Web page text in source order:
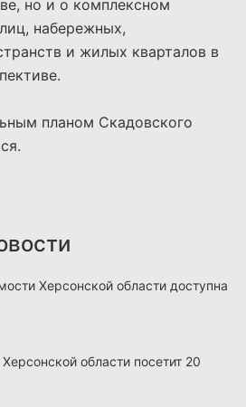
но и о комплексном
набережных,
и жилых кварталов в
планом Скадовского
Херсонской области доступна
области посетит 20